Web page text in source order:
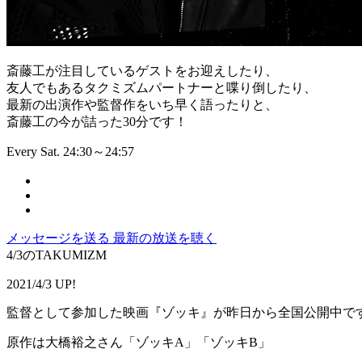
斎藤工が注目しているゲストをお迎えしたり、
友人でもあるタクミズムパートナーと喋り倒したり、
最新の出演作や監督作をいち早く語ったりと、
斎藤工の今が詰った30分です！
Every Sat. 24:30～24:57
メッセージを送る 最新の放送を聴く
4/3のTAKUMIZM
2021/4/3 UP!
監督として参加した映画『ゾッキ』が昨日から全国公開中で
原作は大橋裕之さん「ゾッキA」「ゾッキB」